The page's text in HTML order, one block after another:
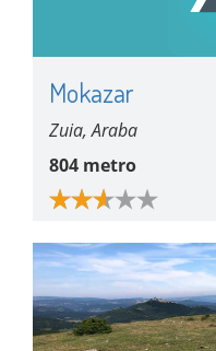
Mokazar
Zuia, Araba
804 metro